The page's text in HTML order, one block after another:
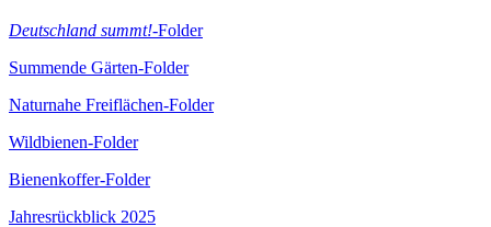
Deutschland summt!-Folder
Summende Gärten-Folder
Naturnahe Freiflächen-Folder
Wildbienen-Folder
Bienenkoffer-Folder
Jahresrückblick 2025